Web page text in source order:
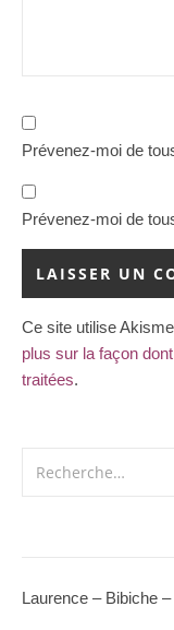
Prévenez-moi de
Prévenez-moi de
Ce site utilise
plus sur la façon
traitées.
Laurence – Bibiche